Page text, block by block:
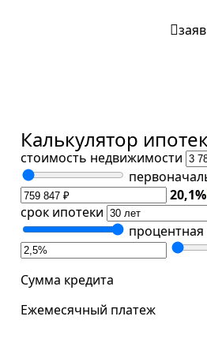
Калькулятор
стоимость недвижимости
20,1%
срок ипотеки
процентная
Сумма кредита
Ежемесячный платеж